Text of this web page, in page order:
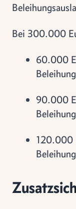
Bei 300.000
60.000
90.000
120.000